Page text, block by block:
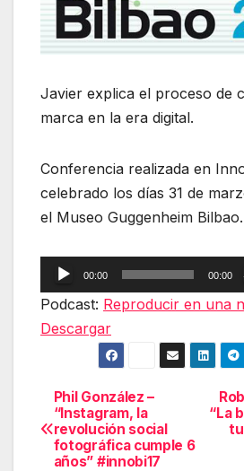
Javier explica el proceso de
marca en la era digital.
Conferencia realizada en
celebrado los días 31 de
el Museo Guggenheim Bilbao.
Reproductor
de
00:00 00:00
Podcast: Reproducir en una
Descargar
Navegación
de
“La
tu
Phil González –
“Instagram, la
revolución social
fotográfica cumple 6
años” #innobi17